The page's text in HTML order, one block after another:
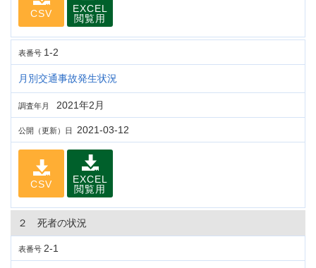
CSV
EXCEL
閲覧用
表番号 1-2
月別交通事故発生状況
調査年月 2021年2月
公開（更新）日 2021-03-12
CSV
EXCEL
閲覧用
２ 死者の状況
表番号 2-1